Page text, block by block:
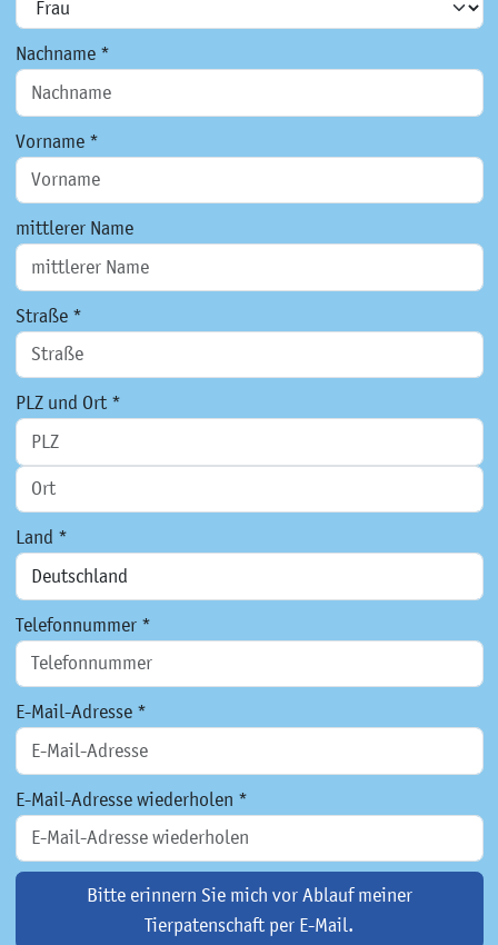
Nachname *
Vorname *
mittlerer Name
Straße *
PLZ und Ort *
Land *
Telefonnummer *
E-Mail-Adresse *
E-Mail-Adresse wiederholen *
Bitte erinnern Sie mich vor Ablauf meiner
Tierpatenschaft per E-Mail.